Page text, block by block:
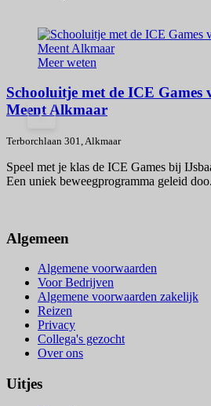
Meer weten
Schooluitje met de ICE Games
Meent Alkmaar
Terborchlaan 301, Alkmaar
Speel met je klas de ICE Games bij
Een uniek beweegprogramma geleid
<
Algemeen
Algemene voorwaarden
Voor Bedrijven
Algemene voorwaarden zakelijk
Reizen
Privacy
Collega's gezocht
Over ons
Uitjes